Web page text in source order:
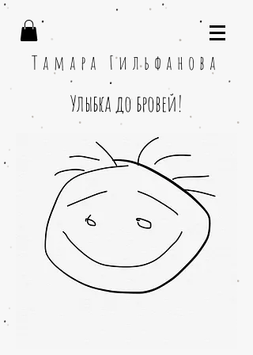
Тамара Гильфанова
Улыбка до бровей!